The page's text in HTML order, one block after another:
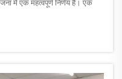
में एक महत्वपूर्ण निर्णय है। एक
रूप में कार्य करता है...